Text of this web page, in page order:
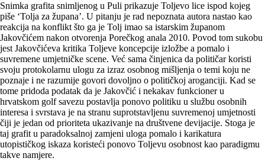
Snimka grafita snimljenog u Puli prikazuje Toljevo lice ispod kojeg
piše ‘Tolja za župana’. U pitanju je rad nepoznata autora nastao kao
reakcija na konflikt što ga je Tolj imao sa istarskim županom
Jakovčićem nakon otvorenja Porečkog anala 2010. Povod tom sukobu
jest Jakovčićeva kritika Toljeve koncepcije izložbe a pomalo i
suvremene umjetničke scene. Već sama činjenica da političar koristi
svoju protokolarnu ulogu za izraz osobnog mišljenja o temi koju ne
poznaje i ne razumije govori dovoljno o političkoj aroganciji. Kad se
tome pridoda podatak da je Jakovčić i nekakav funkcioner u
hrvatskom golf savezu postavlja ponovo politiku u službu osobnih
interesa i svrstava je na stranu suprotstavljenu suvremenoj umjetnosti
čiji je jedan od prioriteta ukazivanje na društvene devijacije. Stoga je
taj grafit u paradoksalnoj zamjeni uloga pomalo i karikatura
utopističkog iskaza koristeći ponovo Toljevu osobnost kao paradigmu
takve namjere.